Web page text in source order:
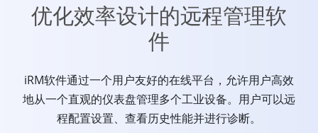
优化效率设计的远程管理软
件
iRM软件通过一个用户友好的在线平台，允许用户高效
地从一个直观的仪表盘管理多个工业设备。用户可以远
程配置设置、查看历史性能并进行诊断。